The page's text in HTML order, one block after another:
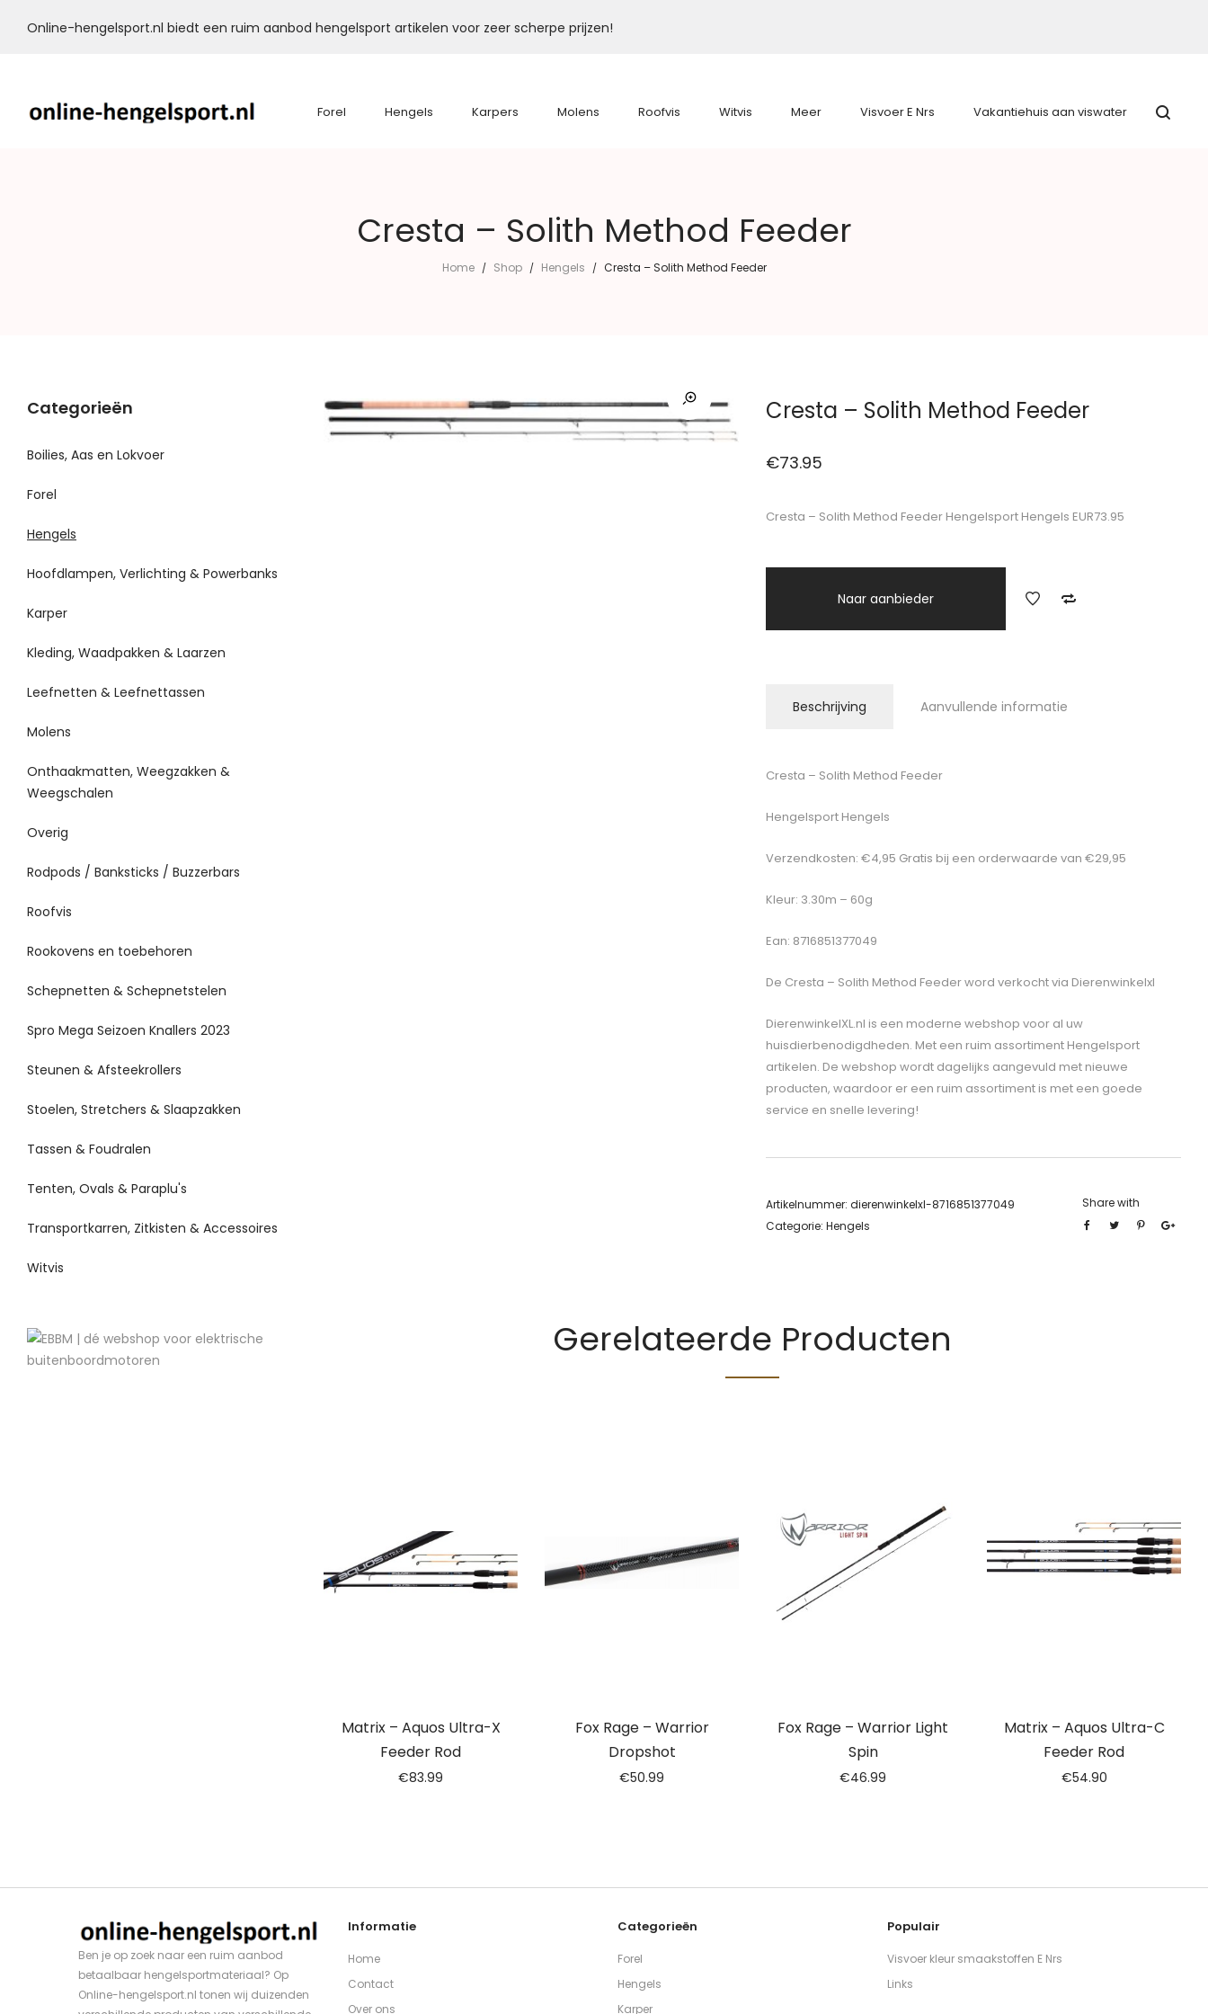
Online-hengelsport.nl biedt een ruim aanbod hengelsport artikelen voor zeer scherpe prijzen!
Forel Hengels Karpers Molens Roofvis Witvis Meer Visvoer E Nrs Vakantiehuis aan viswater
Cresta – Solith Method Feeder
Home / Shop / Hengels / Cresta – Solith Method Feeder
Cresta – Solith Method Feeder
€73.95
Cresta – Solith Method Feeder Hengelsport Hengels EUR73.95
Naar aanbieder
Beschrijving Aanvullende informatie
Cresta – Solith Method Feeder
Hengelsport Hengels
Verzendkosten: €4,95 Gratis bij een orderwaarde van €29,95
Kleur: 3.30m – 60g
Ean: 8716851377049
De Cresta – Solith Method Feederword verkocht via Dierenwinkelxl
DierenwinkelXL.nl is een moderne webshop voor al uw
huisdierbenodigdheden. Met een ruim assortiment Hengelsport
artikelen. De webshop wordt dagelijks aangevuld met nieuwe
producten, waardoor er een ruim assortiment is met een goede
service en snelle levering!
Artikelnummer: dierenwinkelxl-8716851377049
Categorie: Hengels
Share with
Gerelateerde Producten
Matrix – Aquos Ultra-X
Feeder Rod
€83.99
Fox Rage – Warrior
Dropshot
€50.99
Fox Rage – Warrior Light
Spin
€46.99
Matrix – Aquos Ultra-C
Feeder Rod
€54.90
Categorieën
Boilies, Aas en Lokvoer
Forel
Hengels
Hoofdlampen, Verlichting & Powerbanks
Karper
Kleding, Waadpakken & Laarzen
Leefnetten & Leefnettassen
Molens
Onthaakmatten, Weegzakken &
Weegschalen
Overig
Rodpods / Banksticks / Buzzerbars
Roofvis
Rookovens en toebehoren
Schepnetten & Schepnetstelen
Spro Mega Seizoen Knallers 2023
Steunen & Afsteekrollers
Stoelen, Stretchers & Slaapzakken
Tassen & Foudralen
Tenten, Ovals & Paraplu's
Transportkarren, Zitkisten & Accessoires
Witvis
Ben je op zoek naar een ruim aanbod
betaalbaar hengelsportmateriaal? Op
Online-hengelsport.nl tonen wij duizenden
Informatie
Home
Contact
Over ons
Categorieën
Forel
Hengels
Karper
Populair
Visvoer kleur smaakstoffen E Nrs
Links